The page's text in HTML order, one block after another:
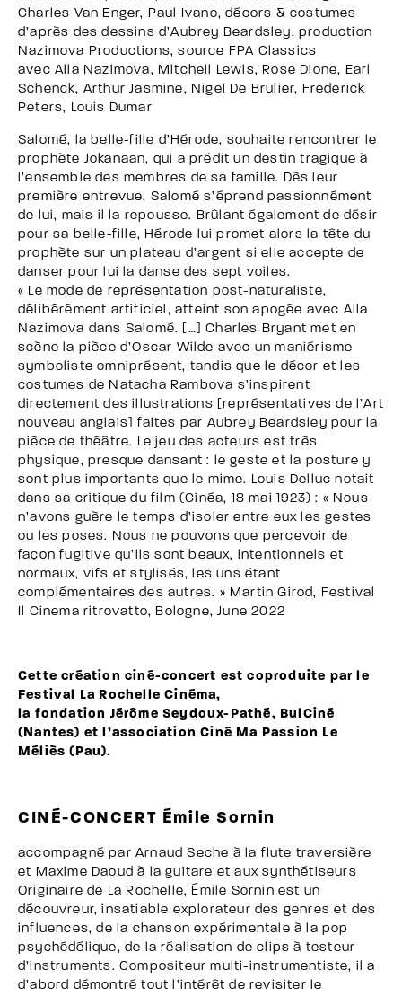
Charles Van Enger, Paul Ivano, décors & costumes
d’après des dessins d’Aubrey Beardsley, production
Nazimova Productions, source FPA Classics
avec Alla Nazimova, Mitchell Lewis, Rose Dione, Earl
Schenck, Arthur Jasmine, Nigel De Brulier, Frederick
Peters, Louis Dumar
Salomé, la belle-fille d’Hérode, souhaite rencontrer le
prophète Jokanaan, qui a prédit un destin tragique à
l’ensemble des membres de sa famille. Dès leur
première entrevue, Salomé s’éprend passionnément
de lui, mais il la repousse. Brûlant également de désir
pour sa belle-fille, Hérode lui promet alors la tête du
prophète sur un plateau d’argent si elle accepte de
danser pour lui la danse des sept voiles.
« Le mode de représentation post-naturaliste,
délibérément artificiel, atteint son apogée avec Alla
Nazimova dans Salomé. […] Charles Bryant met en
scène la pièce d’Oscar Wilde avec un maniérisme
symboliste omniprésent, tandis que le décor et les
costumes de Natacha Rambova s’inspirent
directement des illustrations [représentatives de l’Art
nouveau anglais] faites par Aubrey Beardsley pour la
pièce de théâtre. Le jeu des acteurs est très
physique, presque dansant : le geste et la posture y
sont plus importants que le mime. Louis Delluc notait
dans sa critique du film (Cinéa, 18 mai 1923) : « Nous
n’avons guère le temps d’isoler entre eux les gestes
ou les poses. Nous ne pouvons que percevoir de
façon fugitive qu’ils sont beaux, intentionnels et
normaux, vifs et stylisés, les uns étant
complémentaires des autres. » Martin Girod, Festival
Il Cinema ritrovatto, Bologne, June 2022
Cette création ciné-concert est coproduite par le
Festival La Rochelle Cinéma,
la fondation Jérôme Seydoux-Pathé, BulCiné
(Nantes) et l’association Ciné Ma Passion Le
Méliès (Pau).
CINÉ-CONCERT Émile Sornin
accompagné par Arnaud Seche à la flute traversière
et Maxime Daoud à la guitare et aux synthétiseurs
Originaire de La Rochelle, Émile Sornin est un
découvreur, insatiable explorateur des genres et des
influences, de la chanson expérimentale à la pop
psychédélique, de la réalisation de clips à testeur
d’instruments. Compositeur multi-instrumentiste, il a
d’abord démontré tout l’intérêt de revisiter le